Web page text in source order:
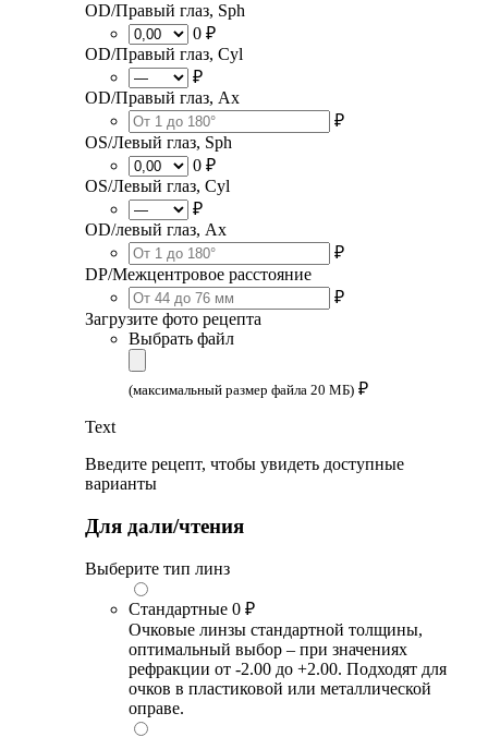
OD/Правый глаз, Sph
0 ₽
OD/Правый глаз, Cyl
₽
OD/Правый глаз, Ax
₽
OS/Левый глаз, Sph
0 ₽
OS/Левый глаз, Cyl
₽
OD/левый глаз, Ax
₽
DP/Межцентровое расстояние
₽
Загрузите фото рецепта
Выбрать файл
(максимальный размер файла 20 МБ) ₽
Text
Введите рецепт, чтобы увидеть доступные
варианты
Для дали/чтения
Выберите тип линз
Стандартные 0 ₽
Очковые линзы стандартной толщины,
оптимальный выбор – при значениях
рефракции от -2.00 до +2.00. Подходят для
очков в пластиковой или металлической
оправе.